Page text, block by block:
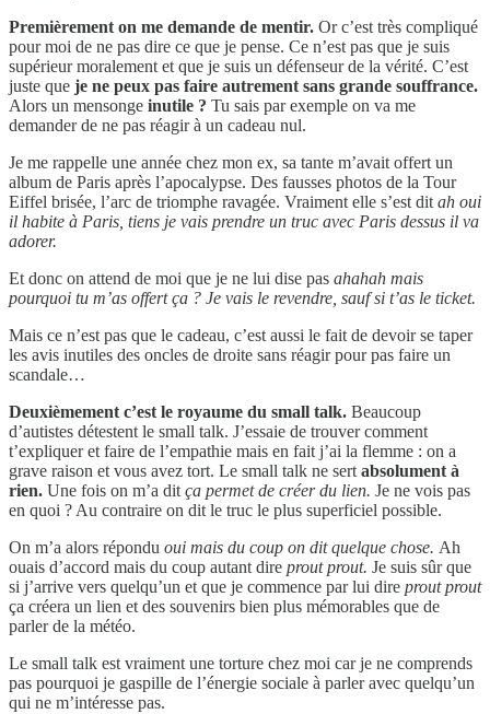
Premièrement on me demande de mentir. Or c’est très compliqué
pour moi de ne pas dire ce que je pense. Ce n’est pas que je suis
supérieur moralement et que je suis un défenseur de la vérité. C’est
juste que je ne peux pas faire autrement sans grande souffrance.
Alors un mensonge inutile ? Tu sais par exemple on va me
demander de ne pas réagir à un cadeau nul.
Je me rappelle une année chez mon ex, sa tante m’avait offert un
album de Paris après l’apocalypse. Des fausses photos de la Tour
Eiffel brisée, l’arc de triomphe ravagée. Vraiment elle s’est dit ah oui
il habite à Paris, tiens je vais prendre un truc avec Paris dessus il va
adorer.
Et donc on attend de moi que je ne lui dise pas ahahah mais
pourquoi tu m’as offert ça ? Je vais le revendre, sauf si t’as le ticket.
Mais ce n’est pas que le cadeau, c’est aussi le fait de devoir se taper
les avis inutiles des oncles de droite sans réagir pour pas faire un
scandale…
Deuxièmement c’est le royaume du small talk. Beaucoup
d’autistes détestent le small talk. J’essaie de trouver comment
t’expliquer et faire de l’empathie mais en fait j’ai la flemme : on a
grave raison et vous avez tort. Le small talk ne sert absolument à
rien. Une fois on m’a dit ça permet de créer du lien. Je ne vois pas
en quoi ? Au contraire on dit le truc le plus superficiel possible.
On m’a alors répondu oui mais du coup on dit quelque chose. Ah
ouais d’accord mais du coup autant dire prout prout. Je suis sûr que
si j’arrive vers quelqu’un et que je commence par lui dire prout prout
ça créera un lien et des souvenirs bien plus mémorables que de
parler de la météo.
Le small talk est vraiment une torture chez moi car je ne comprends
pas pourquoi je gaspille de l’énergie sociale à parler avec quelqu’un
qui ne m’intéresse pas.